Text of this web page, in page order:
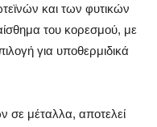
και των φυτικών
του κορεσμού, με
για υποθερμιδικά
σε μέταλλα, αποτελεί